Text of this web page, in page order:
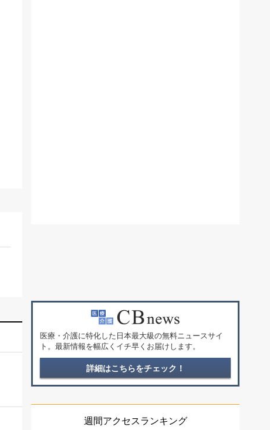
医療・介護に特化した日本最大級の無料ニュースサイ
ト。最新情報を幅広くイチ早くお届けします。
詳細はこちらをチェック！
週間アクセスランキング